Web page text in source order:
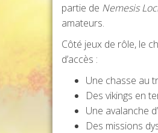
partie de Nemesis
amateurs.
Côté jeux de rôle, le
d’accès :
Une chasse au
Des vikings en
Une avalanche
Des missions